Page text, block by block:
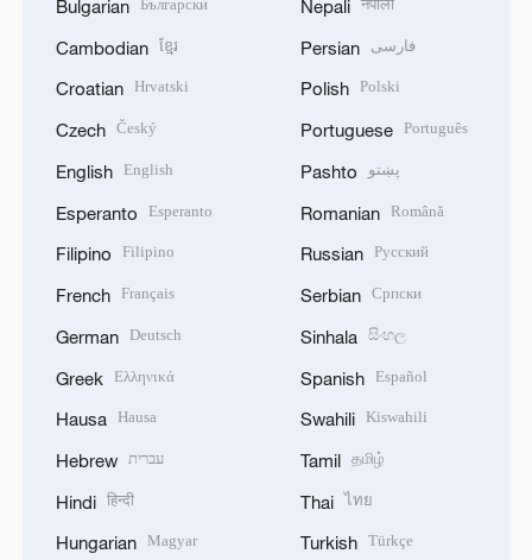
Bulgarian
Cambodian ខ្មែរ
Croatian Hrvatski
Czech Český
English English
Esperanto Esperanto
Filipino Filipino
French Français
German Deutsch
Greek Ελληνικά
Hausa Hausa
Hebrew עברית
Hindi हिन्दी
Hungarian Magyar
Nepali
Persian فارسی
Polish Polski
Portuguese Português
Pashto پښتو
Romanian Română
Russian Русский
Serbian Српски
Sinhala සිංහල
Spanish Español
Swahili Kiswahili
Tamil தமிழ்
Thai ไทย
Turkish Türkçe